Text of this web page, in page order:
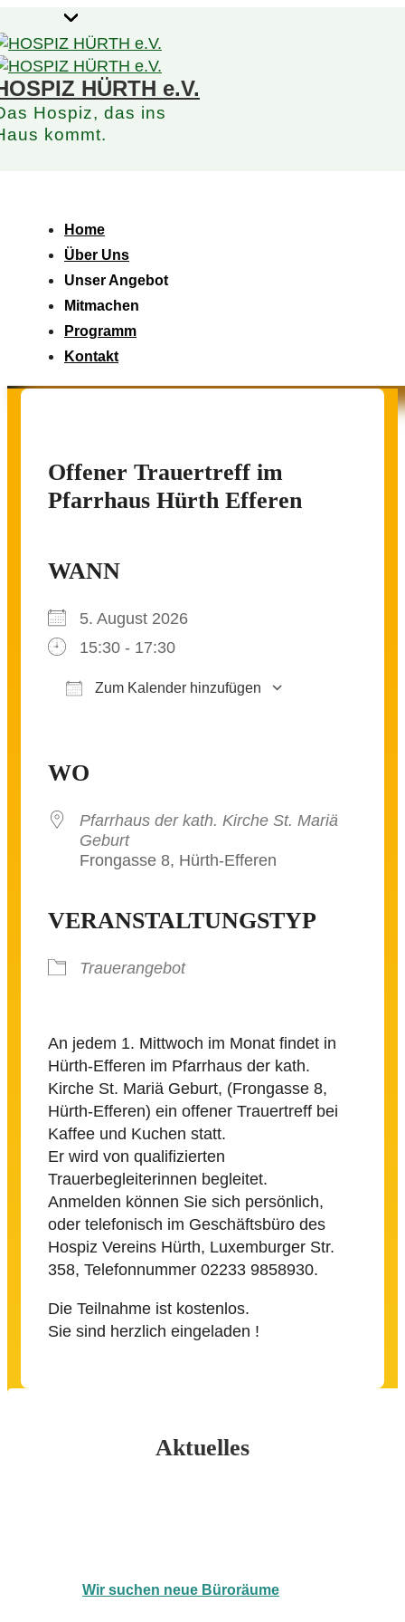
Zum
Inhalt
HÜRTH e.V.
Hospiz, das ins
kommt.
Home
Über Uns
Unser Angebot
Mitmachen
Programm
Kontakt
Offener Trauertreff im
Pfarrhaus Hürth Efferen
WANN
5. August 2026
15:30 - 17:30
Zum Kalender hinzufügen
WO
Pfarrhaus der kath. Kirche St. Mariä
Geburt
Frongasse 8, Hürth-Efferen
VERANSTALTUNGSTYP
Trauerangebot
An jedem 1. Mittwoch im Monat findet in
Hürth-Efferen im Pfarrhaus der kath.
Kirche St. Mariä Geburt, (Frongasse 8,
Hürth-Efferen) ein offener Trauertreff bei
Kaffee und Kuchen statt.
Er wird von qualifizierten
Trauerbegleiterinnen begleitet.
Anmelden können Sie sich persönlich,
oder telefonisch im Geschäftsbüro des
Hospiz Vereins Hürth, Luxemburger Str.
358, Telefonnummer 02233 9858930.
Die Teilnahme ist kostenlos.
Sie sind herzlich eingeladen !
Aktuelles
Wir suchen neue Büroräume